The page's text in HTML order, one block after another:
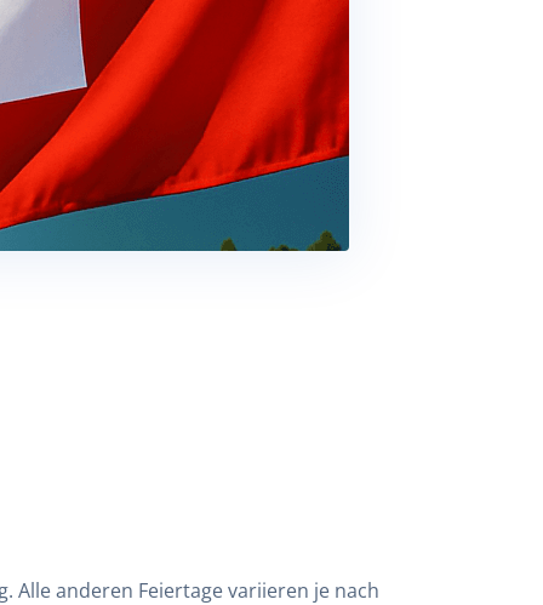
Alle anderen Feiertage variieren je nach